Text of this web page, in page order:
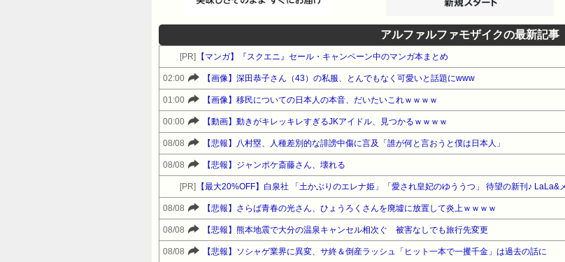
アルファルファモザイクの最新記事
[PR] 【マンガ】『スクエニ』セール・キャンペーン中のマンガ本まとめ
02:00 【画像】深田恭子さん（43）の私服、とんでもなく可愛いと話題にwww
01:00 【画像】移民についての日本人の本音、だいたいこれｗｗｗｗ
00:00 【動画】動きがキレッキレすぎるJKアイドル、見つかるｗｗｗｗ
08/08 【悲報】八村塁、人種差別的な誹謗中傷に言及「誰が何と言おうと僕は日本人」
08/08 【悲報】ジャンポケ斎藤さん、壊れる
[PR] 【最大20%OFF】白泉社 「土かぶりのエレナ姫」「愛され皇妃のゆううつ」 待望の新刊♪ LaLa&
08/08 【悲報】さらば青春の光さん、ひょうろくさんを廃墟に放置して炎上ｗｗｗｗ
08/08 【悲報】熊本地震で大分の温泉キャンセル相次ぐ 被害なしでも旅行先変更
08/08 【悲報】ソシャゲ業界に異変、サ終＆倒産ラッシュ「ヒット一本で一攫千金」は過去の話に